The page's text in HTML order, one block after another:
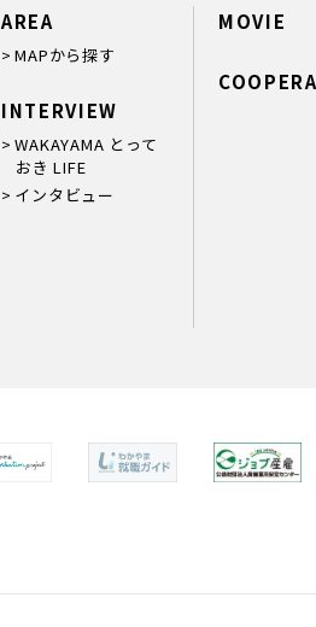
AREA
MAPから探す
INTERVIEW
WAKAYAMA とって
おき LIFE
インタビュー
MOVIE